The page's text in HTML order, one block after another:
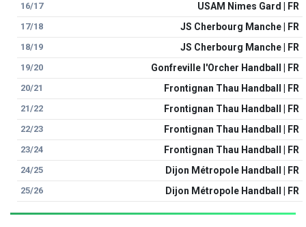
16/17 USAM Nimes Gard | FR
17/18 JS Cherbourg Manche | FR
18/19 JS Cherbourg Manche | FR
19/20 Gonfreville l'Orcher Handball | FR
20/21 Frontignan Thau Handball | FR
21/22 Frontignan Thau Handball | FR
22/23 Frontignan Thau Handball | FR
23/24 Frontignan Thau Handball | FR
24/25 Dijon Métropole Handball | FR
25/26 Dijon Métropole Handball | FR